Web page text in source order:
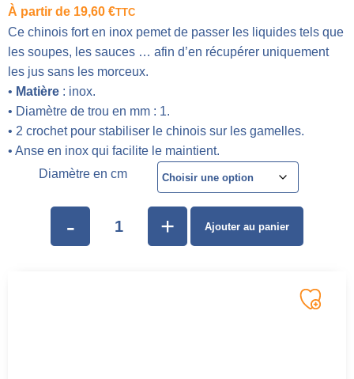
À partir de 19,60 €TTC
Ce chinois fort en inox pemet de passer les liquides tels que
les soupes, les sauces … afin d’en récupérer uniquement
les jus sans les morceux.
• Matière : inox.
• Diamètre de trou en mm : 1.
• 2 crochet pour stabiliser le chinois sur les gamelles.
• Anse en inox qui facilite le maintient.
Diamètre en cm
- + Ajouter au panier